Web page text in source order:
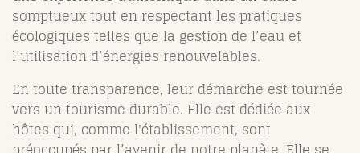
somptueux tout en respectant les pratiques
écologiques telles que la gestion de l’eau et
l’utilisation d’énergies renouvelables.
En toute transparence, leur démarche est tournée
vers un tourisme durable. Elle est dédiée aux
hôtes qui, comme l'établissement, sont